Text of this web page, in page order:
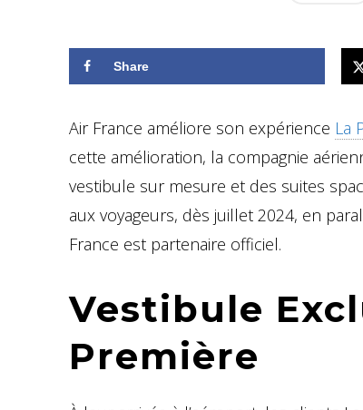
Share
Air France améliore son expérience La
cette amélioration, la compagnie
vestibule sur mesure et des suites
aux voyageurs, dès juillet 2024, en
France est partenaire officiel.
Vestibule
Première